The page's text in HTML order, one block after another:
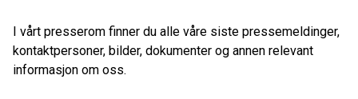
I vårt presserom finner du alle våre siste pressemeldinger,
kontaktpersoner, bilder, dokumenter og annen relevant
informasjon om oss.